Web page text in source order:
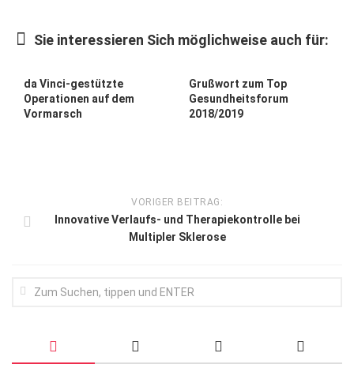
Forum Gesundheit
Allgemein
Hören
Sie interessieren Sich möglichweise auch für:
da Vinci-gestützte
Operationen auf dem
Vormarsch
Grußwort zum Top
Gesundheitsforum
2018/2019
VORIGER BEITRAG:
Innovative Verlaufs- und Therapiekontrolle bei
Multipler Sklerose